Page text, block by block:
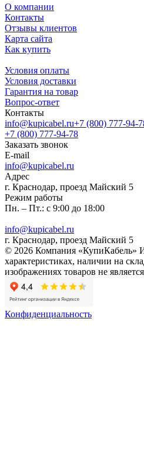
О компании
Контакты
Отзывы клиентов
Карта сайта
Как купить
Условия оплаты
Условия доставки
Гарантия на товар
Вопрос-ответ
Контакты
info@kupicabel.ru+7 (800) 777-94-
+7 (800) 777-94-78
Заказать звонок
E-mail
info@kupicabel.ru
Адрес
г. Краснодар, проезд Майский 5
Режим работы
Пн. – Пт.: с 9:00 до 18:00
info@kupicabel.ru
г. Краснодар, проезд Майский 5
© 2026 Компания «КупиКабель»
характеристиках, наличии на
изображениях товаров не
Конфиденциальность